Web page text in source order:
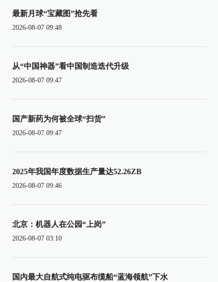
最新月球“宝藏图”抢先看
2026-08-07 09:48
从“中国神器”看中国制造迭代升级
2026-08-07 09:47
国产新药为何被全球“扫货”
2026-08-07 09:47
2025年我国年度数据生产量达52.26ZB
2026-08-07 09:46
北京：机器人在公园“上岗”
2026-08-07 03:10
国内最大自航式纯电驱布缆船“蓝海领航”下水